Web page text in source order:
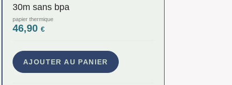
30m sans bpa
papier thermique
46,90 €
AJOUTER AU PANIER